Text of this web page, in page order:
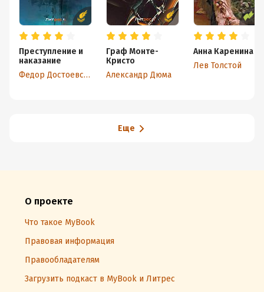
Преступление и
наказание
Федор Достоевский
Граф Монте-
Кристо
Александр Дюма
Анна Каренина
Лев Толстой
Еще
О проекте
Что такое MyBook
Правовая информация
Правообладателям
Загрузить подкаст в MyBook и Литрес